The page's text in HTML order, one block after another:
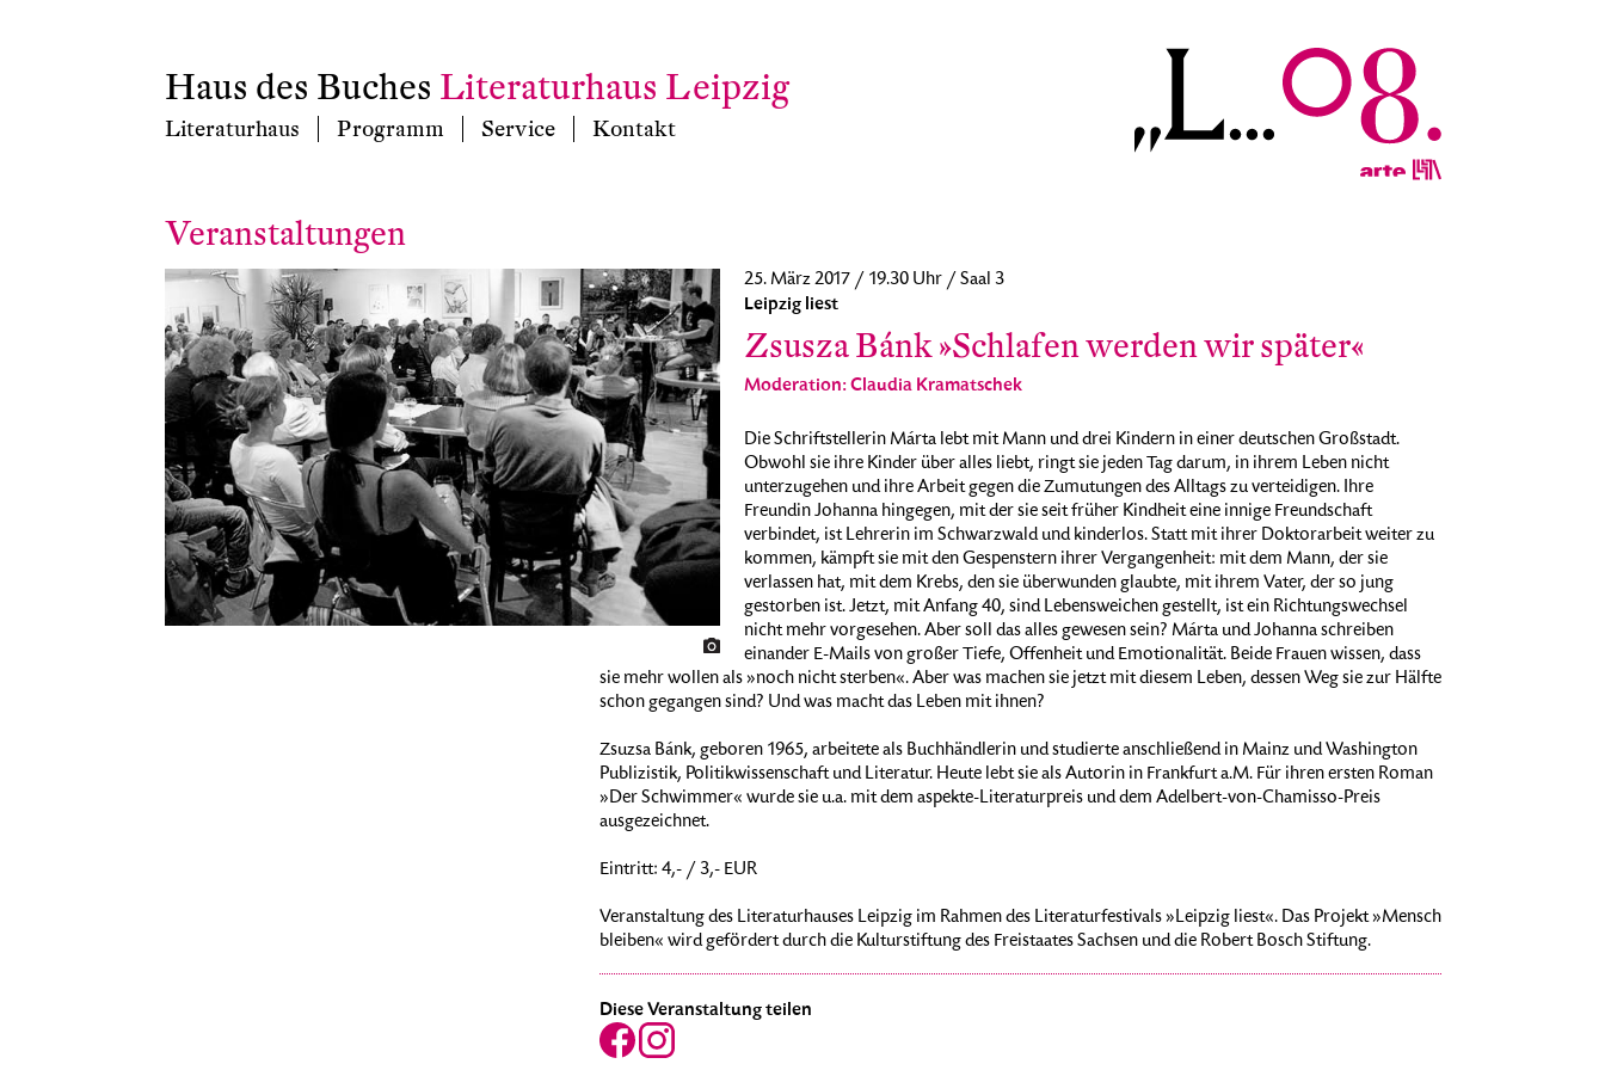
Haus des Buches Literaturhaus Leipzig
Literaturhaus Programm Service Kontakt
Veranstaltungen
25. März 2017 / 19.30 Uhr / Saal 3
Leipzig liest
Zsusza Bánk »Schlafen werden wir später«
Moderation: Claudia Kramatschek
Die Schriftstellerin Márta lebt mit Mann und drei Kindern in einer deutschen Großstadt.
Obwohl sie ihre Kinder über alles liebt, ringt sie jeden Tag darum, in ihrem Leben nicht
unterzugehen und ihre Arbeit gegen die Zumutungen des Alltags zu verteidigen. Ihre
Freundin Johanna hingegen, mit der sie seit früher Kindheit eine innige Freundschaft
verbindet, ist Lehrerin im Schwarzwald und kinderlos. Statt mit ihrer Doktorarbeit weiter zu
kommen, kämpft sie mit den Gespenstern ihrer Vergangenheit: mit dem Mann, der sie
verlassen hat, mit dem Krebs, den sie überwunden glaubte, mit ihrem Vater, der so jung
gestorben ist. Jetzt, mit Anfang 40, sind Lebensweichen gestellt, ist ein Richtungswechsel
nicht mehr vorgesehen. Aber soll das alles gewesen sein? Márta und Johanna schreiben
einander E-Mails von großer Tiefe, Offenheit und Emotionalität. Beide Frauen wissen, dass
sie mehr wollen als »noch nicht sterben«. Aber was machen sie jetzt mit diesem Leben, dessen Weg sie zur Hälfte
schon gegangen sind? Und was macht das Leben mit ihnen?
Zsuzsa Bánk, geboren 1965, arbeitete als Buchhändlerin und studierte anschließend in Mainz und Washington
Publizistik, Politikwissenschaft und Literatur. Heute lebt sie als Autorin in Frankfurt a.M. Für ihren ersten Roman
»Der Schwimmer« wurde sie u.a. mit dem aspekte-Literaturpreis und dem Adelbert-von-Chamisso-Preis
ausgezeichnet.
Eintritt: 4,- / 3,- EUR
Veranstaltung des Literaturhauses Leipzig im Rahmen des Literaturfestivals »Leipzig liest«. Das Projekt »Mensch
bleiben« wird gefördert durch die Kulturstiftung des Freistaates Sachsen und die Robert Bosch Stiftung.
Diese Veranstaltung teilen